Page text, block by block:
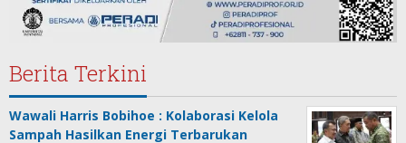
Berita Terkini
Wawali Harris Bobihoe : Kolaborasi Kelola
Sampah Hasilkan Energi Terbarukan